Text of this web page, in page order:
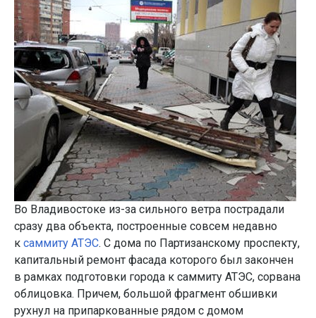
Во Владивостоке из-за сильного ветра пострадали
сразу два объекта, построенные совсем недавно
к саммиту АТЭС. С дома по Партизанскому проспекту,
капитальный ремонт фасада которого был закончен
в рамках подготовки города к саммиту АТЭС, сорвана
облицовка. Причем, большой фрагмент обшивки
рухнул на припаркованные рядом с домом